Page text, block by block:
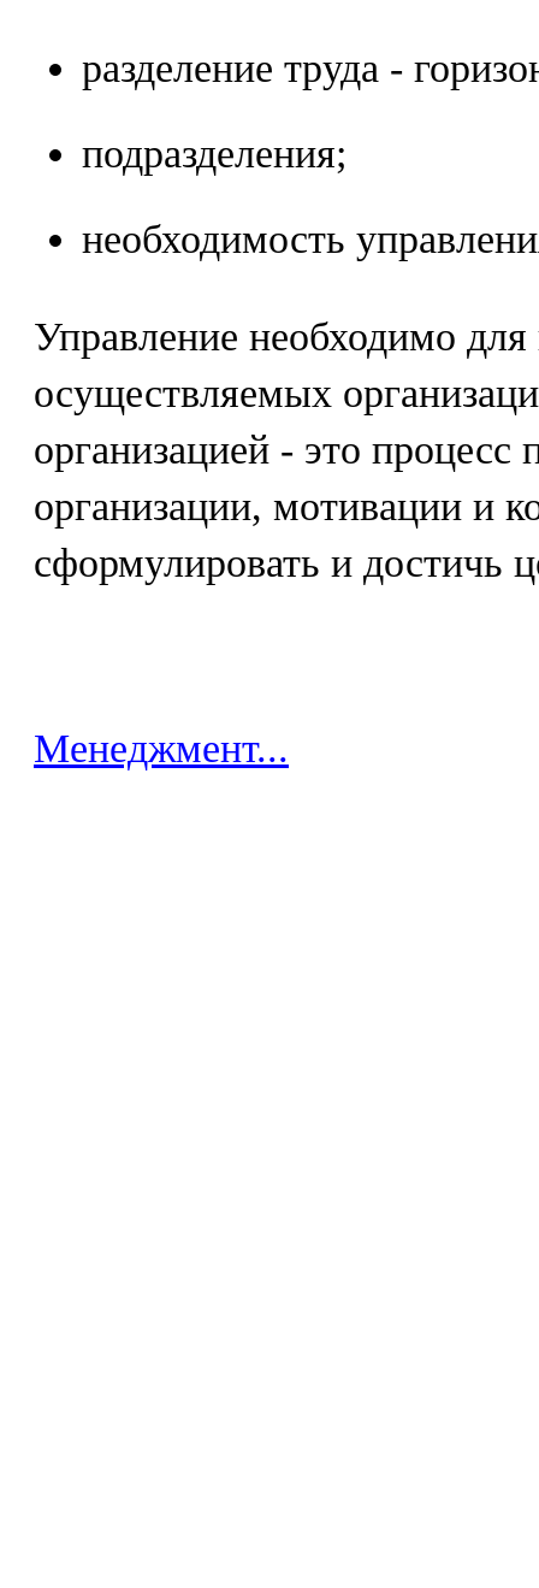
разделение труда -
подразделения;
необходимость
Управление необходимо для
осуществляемых
организацией - это процесс
организации, мотивации и
сформулировать и достичь
Менеджмент...